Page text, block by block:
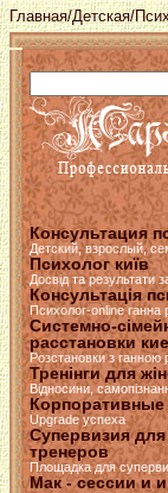
Главная/Детская/
Консультация
Детский, взрослый,
Психолог київ
Досвід та результати
Консультація
Психолог-online ганна
Системно-
расстановки
Розстановки з ганною
Тренінги для
Відносини,
Корпоративные
Upgrade успеха
Супервизия
тренеров
Площадка для
Мак - сессии и